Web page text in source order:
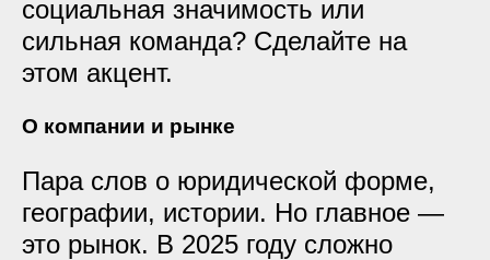
социальная значимость или
сильная команда? Сделайте на
этом акцент.
О компании и рынке
Пара слов о юридической форме,
географии, истории. Но главное —
это рынок. В 2025 году сложно